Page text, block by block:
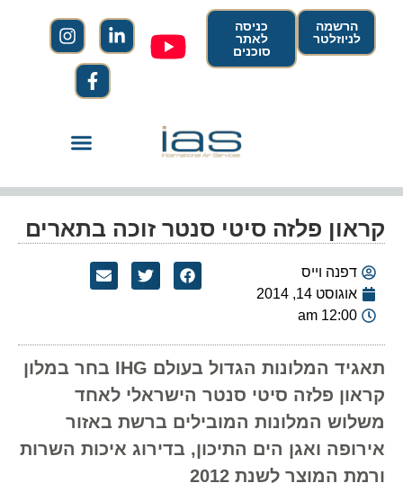
הרשמה
לניוזלטר
כניסה
לאתר
סוכנים
קראון פלזה סיטי סנטר זוכה בתארים
דפנה וייס
אוגוסט 14, 2014
12:00 am
תאגיד המלונות הגדול בעולם IHG בחר במלון
קראון פלזה סיטי סנטר הישראלי לאחד
משלוש המלונות המובילים ברשת באזור
אירופה ואגן הים התיכון, בדירוג איכות השרות
ורמת המוצר לשנת 2012